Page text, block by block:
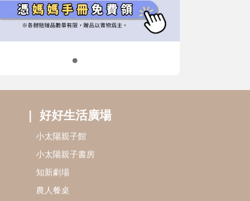
好好生活廣場
小太陽親子館
小太陽親子書房
知新劇場
農人餐桌